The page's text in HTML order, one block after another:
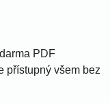
PDF
přístupný všem bez